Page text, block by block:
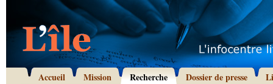
Accueil Mission Recherche Dossier de presse